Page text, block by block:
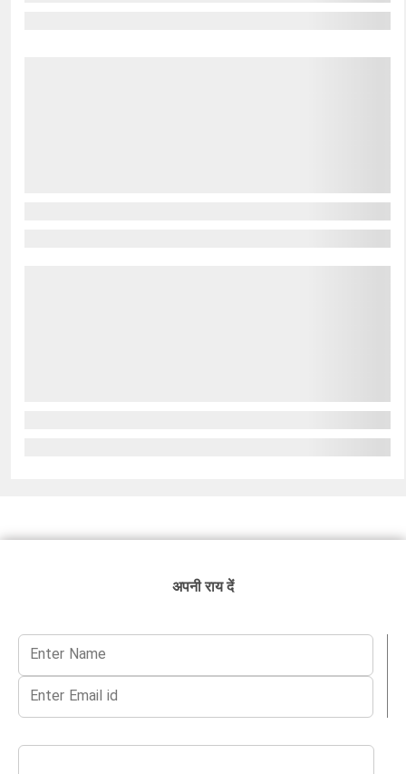
अपनी राय दें